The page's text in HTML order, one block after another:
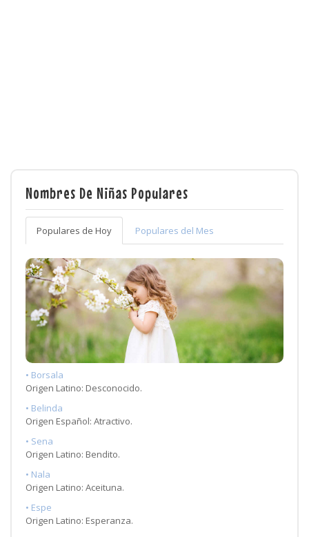
Nombres De Niñas Populares
Populares de Hoy Populares del Mes
• Borsala
Origen Latino: Desconocido.
• Belinda
Origen Español: Atractivo.
• Sena
Origen Latino: Bendito.
• Nala
Origen Latino: Aceituna.
• Espe
Origen Latino: Esperanza.